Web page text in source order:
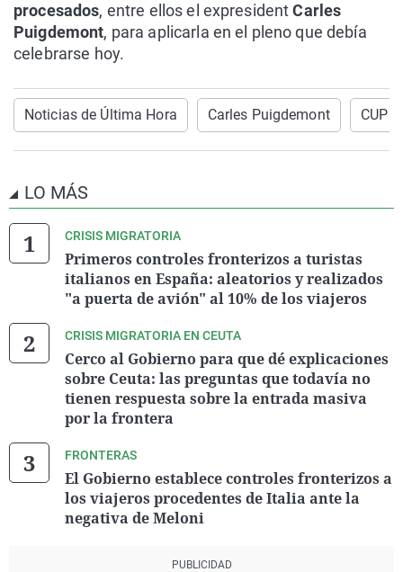
procesados, entre ellos el expresidentCarles
Puigdemont, para aplicarla en el pleno que debía
celebrarse hoy.
Noticias de Última Hora Carles Puigdemont CUP
LO MÁS
CRISIS MIGRATORIA
Primeros controles fronterizos a turistas
italianos en España: aleatorios y realizados
"a puerta de avión" al 10% de los viajeros
CRISIS MIGRATORIA EN CEUTA
Cerco al Gobierno para que dé explicaciones
sobre Ceuta: las preguntas que todavía no
tienen respuesta sobre la entrada masiva
por la frontera
FRONTERAS
El Gobierno establece controles fronterizos a
los viajeros procedentes de Italia ante la
negativa de Meloni